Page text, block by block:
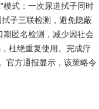
模式：一次尿道拭子同时
子三联检测，避免隐蔽
期匿名检测，减少因社会
杜绝重复使用。完成疗
官方通报显示，该策略令